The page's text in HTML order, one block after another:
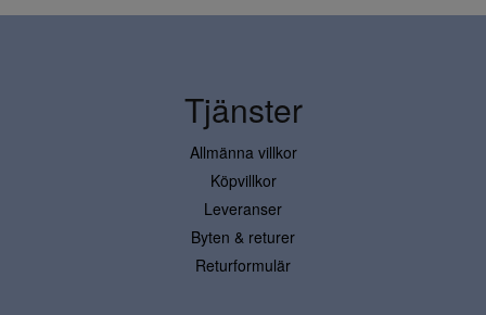
Tjänster
Allmänna villkor
Köpvillkor
Leveranser
Byten & returer
Returformulär